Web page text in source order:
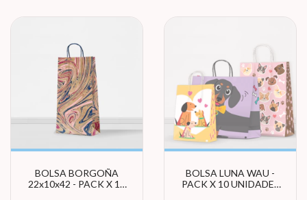
BOLSA BORGOÑA
22x10x42 - PACK X 10
BOLSA LUNA WAU -
PACK X 10 UNIDADES